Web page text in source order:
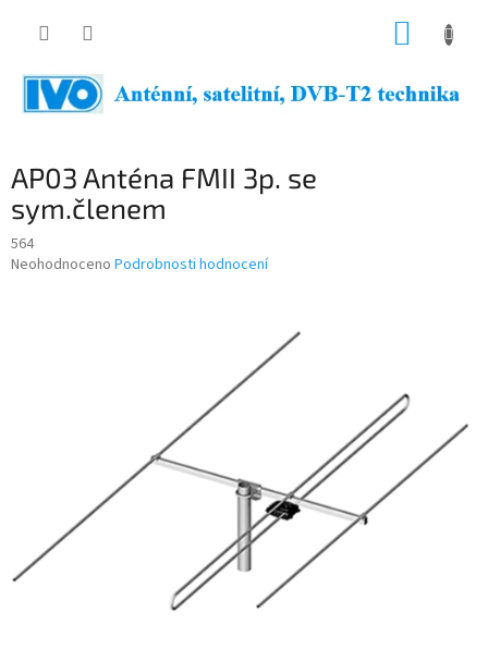
AP03 Anténa FMII 3p. se
sym.členem
564
Průměrné
Neohodnoceno Podrobnosti hodnocení